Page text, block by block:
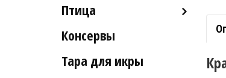
Икра вяленая
Рыба слабосоленая
Рыба холодного и
Птица
Индейка
Консервы
Тара для икры